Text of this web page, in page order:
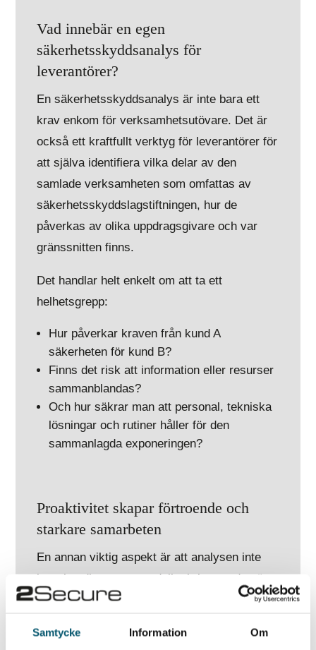
Samtycke Information Om
Vad innebär en egen
säkerhetsskyddsanalys för
leverantörer?
En säkerhetsskyddsanalys är inte bara ett
krav enkom för verksamhetsutövare. Det är
också ett kraftfullt verktyg för leverantörer för
att själva identifiera vilka delar av den
samlade verksamheten som omfattas av
säkerhetsskyddslagstiftningen, hur de
påverkas av olika uppdragsgivare och var
gränssnitten finns.
Det handlar helt enkelt om att ta ett
helhetsgrepp:
Hur påverkar kraven från kund A
säkerheten för kund B?
Finns det risk att information eller resurser
sammanblandas?
Och hur säkrar man att personal, tekniska
lösningar och rutiner håller för den
sammanlagda exponeringen?
Proaktivitet skapar förtroende och
starkare samarbeten
En annan viktig aspekt är att analysen inte
bara handlar om att undvika brister – den är
också ett sätt att visa ansvarstagande.
säkerhetsskyddsanalysen kan leverantören